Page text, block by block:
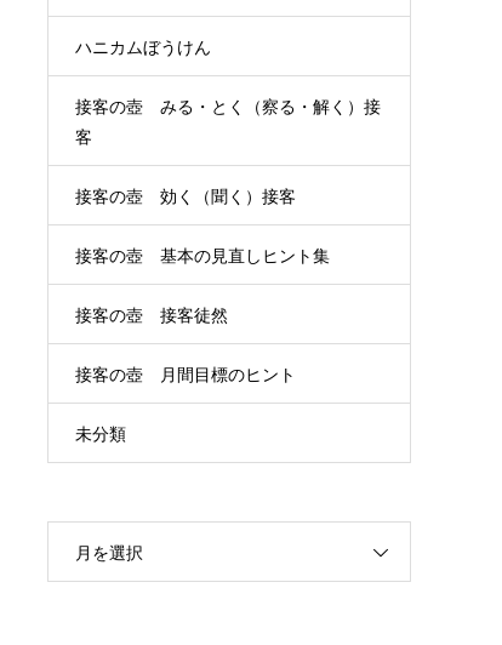
ハニカムぼうけん
接客の壺 みる・とく（察る・解く）接
客
接客の壺 効く（聞く）接客
接客の壺 基本の見直しヒント集
接客の壺 接客徒然
接客の壺 月間目標のヒント
未分類
月を選択